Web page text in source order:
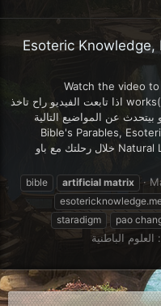
Esoteric
Watch the video
works(From His Channel on Youtube) اذا تابعت الفيديو راح تاخذ
عن المواضيع التالية
Bible's Parables,
Natural Laws, Freedom, Artificial Matrix خلال رحلتك مع باو
artificial matrix
bible
pao
staradigm
العلوم الباطنية